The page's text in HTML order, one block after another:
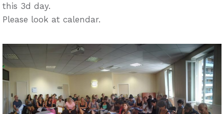
this 3d day.
Please look at calendar.